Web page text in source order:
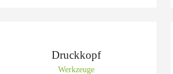
Druckkopf
Werkzeuge